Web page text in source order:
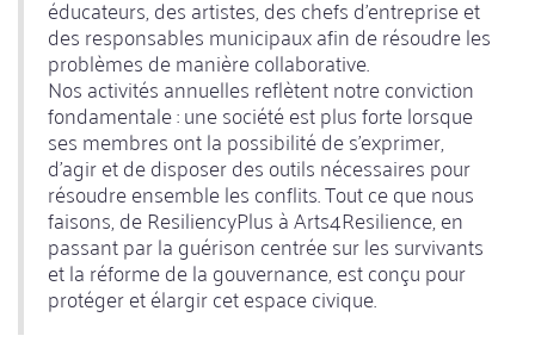
éducateurs, des artistes, des chefs d'entreprise et
des responsables municipaux afin de résoudre les
problèmes de manière collaborative.
Nos activités annuelles reflètent notre conviction
fondamentale : une société est plus forte lorsque
ses membres ont la possibilité de s'exprimer,
d'agir et de disposer des outils nécessaires pour
résoudre ensemble les conflits. Tout ce que nous
faisons, de ResiliencyPlus à Arts4Resilience, en
passant par la guérison centrée sur les survivants
et la réforme de la gouvernance, est conçu pour
protéger et élargir cet espace civique.